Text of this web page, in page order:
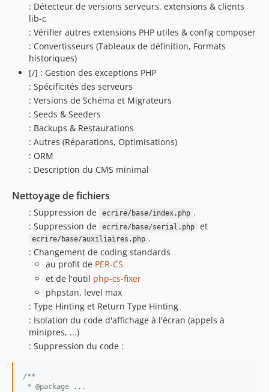
: Détecteur de versions serveurs, extensions & clients
lib-c
: Vérifier autres extensions PHP utiles & config composer
: Convertisseurs (Tableaux de définition, Formats
historiques)
[/] : Gestion des exceptions PHP
: Spécificités des serveurs
: Versions de Schéma et Migrateurs
: Seeds & Seeders
: Backups & Restaurations
: Autres (Réparations, Optimisations)
: ORM
: Description du CMS minimal
Nettoyage de fichiers
: Suppression de ecrire/base/index.php .
: Suppression de
ecrire/base/serial.php et
ecrire/base/auxiliaires.php .
: Changement de coding standards
au profit de PER-CS
et de l'outil php-cs-fixer
phpstan, level max
: Type Hinting et Return Type Hinting
: Isolation du code d'affichage à l'écran (appels à
minipres, ...)
: Suppression du code :
/**
* @package ...